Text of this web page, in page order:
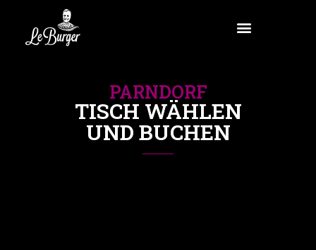
PARNDORF
TISCH WÄHLEN
UND BUCHEN